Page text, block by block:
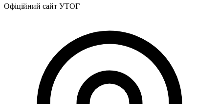
Харківська область
Черкаська область
Чернівецька область
Чернігівська область
Особи відповідальні за контактування з
питань укладення договорів
Офіційний сайт УТОГ